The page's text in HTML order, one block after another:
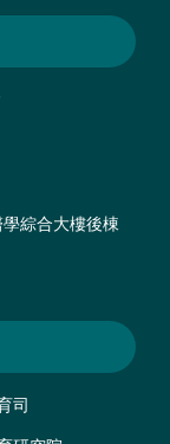
學綜合大樓後棟
司